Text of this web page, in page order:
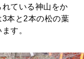
ている神山をか
本と2本の松の葉
す。